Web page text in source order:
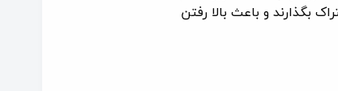
بگذارند و باعث بالا رفتن